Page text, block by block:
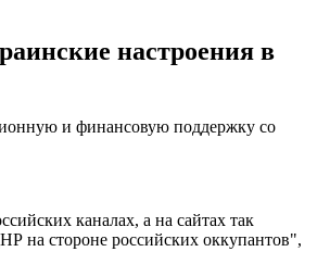
настроения в
и финансовую поддержку со
каналах, а на сайтах так
на стороне российских оккупантов",